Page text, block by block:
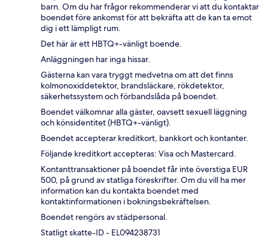
barn. Om du har frågor rekommenderar vi att du kontaktar
boendet före ankomst för att bekräfta att de kan ta emot
dig i ett lämpligt rum.
Det här är ett HBTQ+-vänligt boende.
Anläggningen har inga hissar.
Gästerna kan vara tryggt medvetna om att det finns
kolmonoxiddetektor, brandsläckare, rökdetektor,
säkerhetssystem och förbandslåda på boendet.
Boendet välkomnar alla gäster, oavsett sexuell läggning
och könsidentitet (HBTQ+-vänligt).
Boendet accepterar kreditkort, bankkort och kontanter.
Följande kreditkort accepteras: Visa och Mastercard.
Kontanttransaktioner på boendet får inte överstiga EUR
500, på grund av statliga föreskrifter. Om du vill ha mer
information kan du kontakta boendet med
kontaktinformationen i bokningsbekräftelsen.
Boendet rengörs av städpersonal.
Statligt skatte-ID - EL094238731